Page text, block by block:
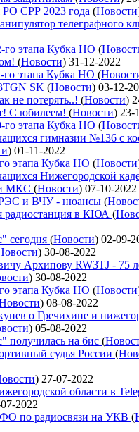
СРР 2023 года (Новости
телеграфного
го этапа Кубка НО (
(Новости) 31-12-2022
го этапа Кубка НО (
SK (Новости) 03-12-
не потерять..! (Новости)
С юбилеем! (Новости) 23-
го этапа Кубка НО (
гимназии №136 с
) 01-11-2022
этапа Кубка НО (Новости
Нижегородской
МКС (Новости) 07-10-2022
РЭС и ВЧУ - нюансы (
радиостанция в КЮА (
сегодня (Новости) 02-09-
) 30-08-2022
Архипову RW3TJ - 75
) 30-08-2022
этапа Кубка НО (Новости
) 08-08-2022
о Гречихине и
) 05-08-2022
получилась на бис (
судья России (
) 27-07-2022
области в
2022
по радиосвязи на УКВ (